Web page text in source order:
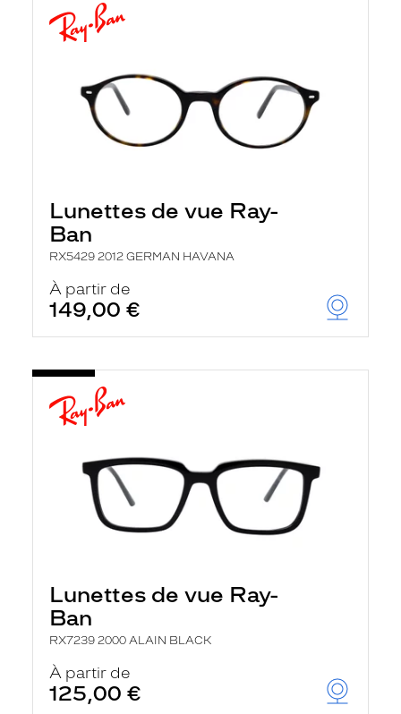
Lunettes de vue Ray-
Ban
RX5429 2012 GERMAN HAVANA
À partir de
149,00 €
Lunettes de vue Ray-
Ban
RX7239 2000 ALAIN BLACK
À partir de
125,00 €